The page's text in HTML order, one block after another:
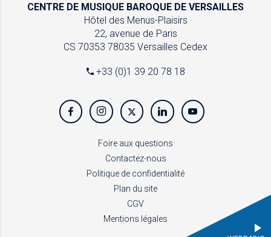
CENTRE DE MUSIQUE BAROQUE DE VERSAILLES
Hôtel des Menus-Plaisirs
22, avenue de Paris
CS 70353 78035 Versailles Cedex
+33 (0)1 39 20 78 18
Foire aux questions
Contactez-nous
Politique de confidentialité
Plan du site
CGV
Mentions légales